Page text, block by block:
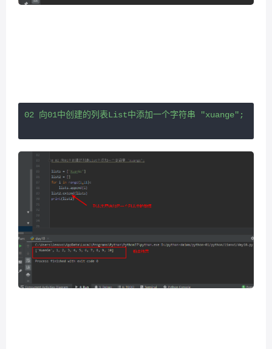
02 向01中创建的列表List中添加一个字符串 "xuange";